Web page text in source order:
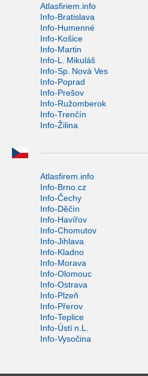
Atlasfiriem.info
Info-Bratislava
Info-Humenné
Info-Košice
Info-Martin
Info-L. Mikuláš
Info-Sp. Nová Ves
Info-Poprad
Info-Prešov
Info-Ružomberok
Info-Trenčín
Info-Žilina
Atlasfirem.info
Info-Brno.cz
Info-Čechy
Info-Děčín
Info-Havířov
Info-Chomutov
Info-Jihlava
Info-Kladno
Info-Morava
Info-Olomouc
Info-Ostrava
Info-Plzeň
Info-Přerov
Info-Teplice
Info-Ústí n.L.
Info-Vysočina